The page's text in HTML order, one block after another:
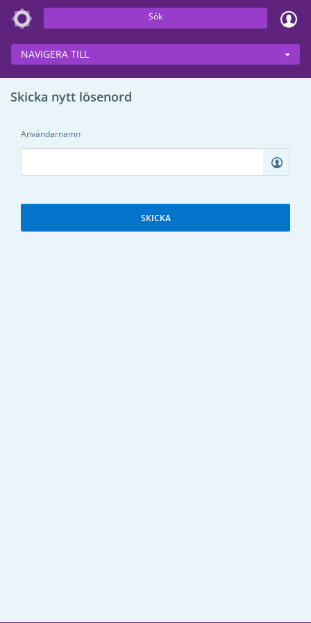
Sök
NAVIGERA TILL
Skicka nytt lösenord
Användarnamn
SKICKA